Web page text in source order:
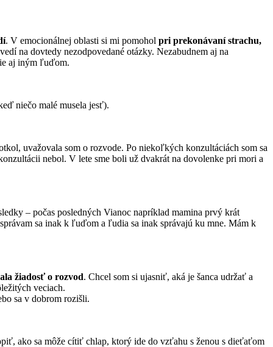
. V emocionálnej oblasti si mi pomohol pri prekonávaní strachu,
na dovtedy nezodpovedané otázky. Nezabudnem aj na
aj iným ľuďom.
niečo malé musela jesť).
uvažovala som o rozvode. Po niekoľkých konzultáciách som sa
nebol. V lete sme boli už dvakrát na dovolenke pri mori a
– počas posledných Vianoc napríklad mamina prvý krát
sa inak k ľuďom a ľudia sa inak správajú ku mne. Mám k
žiadosť o rozvod. Chcel som si ujasniť, aká je šanca udržať a
veciach.
sa v dobrom rozišli.
ako sa môže cítiť chlap, ktorý ide do vzťahu s ženou s dieťaťom